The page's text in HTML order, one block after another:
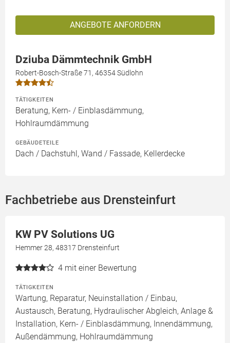
ANGEBOTE ANFORDERN
Dziuba Dämmtechnik GmbH
Robert-Bosch-Straße 71, 46354 Südlohn
TÄTIGKEITEN
Beratung, Kern- / Einblasdämmung,
Hohlraumdämmung
GEBÄUDETEILE
Dach / Dachstuhl, Wand / Fassade, Kellerdecke
Fachbetriebe aus Drensteinfurt
KW PV Solutions UG
Hemmer 28, 48317 Drensteinfurt
4 mit einer Bewertung
TÄTIGKEITEN
Wartung, Reparatur, Neuinstallation / Einbau,
Austausch, Beratung, Hydraulischer Abgleich, Anlage &
Installation, Kern- / Einblasdämmung, Innendämmung,
Außendämmung, Hohlraumdämmung